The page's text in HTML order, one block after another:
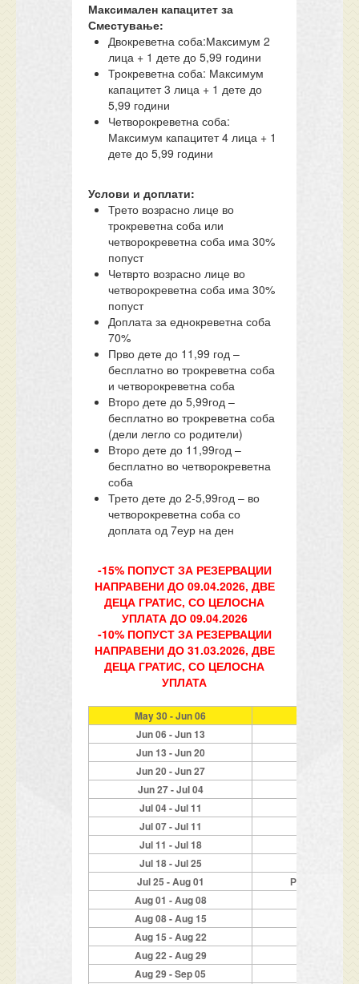
Максимален капацитет за
Сместување:
Двокреветна соба:Максимум 2
лица + 1 дете до 5,99 години
Трокреветна соба: Максимум
капацитет 3 лица + 1 дете до
5,99 години
Четворокреветна соба:
Максимум капацитет 4 лица + 1
дете до 5,99 години
Услови и доплати:
Трето возрасно лице во
трокреветна соба или
четворокреветна соба има 30%
попуст
Четврто возрасно лице во
четворокреветна соба има 30%
попуст
Доплата за еднокреветна соба
70%
Прво дете до 11,99 год –
бесплатно во трокреветна соба
и четворокреветна соба
Второ дете до 5,99год –
бесплатно во трокреветна соба
(дели легло со родители)
Второ дете до 11,99год –
бесплатно во четворокреветна
соба
Трето дете до 2-5,99год – во
четворокреветна соба со
доплата од 7еур на ден
-15% ПОПУСТ ЗА РЕЗЕРВАЦИИ
НАПРАВЕНИ ДО 09.04.2026, ДВЕ
ДЕЦА ГРАТИС, СО ЦЕЛОСНА
УПЛАТА ДО 09.04.2026
-10% ПОПУСТ ЗА РЕЗЕРВАЦИИ
НАПРАВЕНИ ДО 31.03.2026, ДВЕ
ДЕЦА ГРАТИС, СО ЦЕЛОСНА
УПЛАТА
May 30 - Jun 06
Jun 06 - Jun 13
Jun 13 - Jun 20
Jun 20 - Jun 27
Jun 27 - Jul 04
Jul 04 - Jul 11
Jul 07 - Jul 11
Jul 11 - Jul 18
Jul 18 - Jul 25
Jul 25 - Aug 01
Распродадено
Aug 01 - Aug 08
Aug 08 - Aug 15
Aug 15 - Aug 22
Aug 22 - Aug 29
Aug 29 - Sep 05